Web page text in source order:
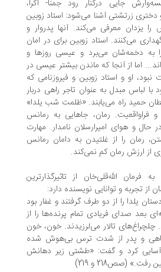
جایی درکنار رود جمنا- اکرا،
آشنا می‌شود: استاد زوبین
معرفی می‌کند. آنها پدروار و
استاد زوبین برای در امان
می‌برد و عیسی روزها و
از آنجا که ماندن بیشتر عیسی در
و استاد زوبین و فیروزنامی که
مبدل به عنوان تاجر راهی دربار
راه می‌یابند. «ظلمت شب یلدا»
رمان، جاهایی به رمانس
امیرارسلان نامدار. مهارت
را از غلتیدن به دامان رمانس
رمان کم نمی‌کند.
‌الله‌قلی‌خان از تاثیرگذارترین
و توانایی نویسنده دارد:
را از دو طرف گرفتند و غفار بود
فریادی تمام پرنده‌ها را از
تالار می‌لرزیدند. خون، خون
و پدر از شدت ترس بی‌هوش شده
کرد و گفت: «طشتی زیر دهانش
و 219)